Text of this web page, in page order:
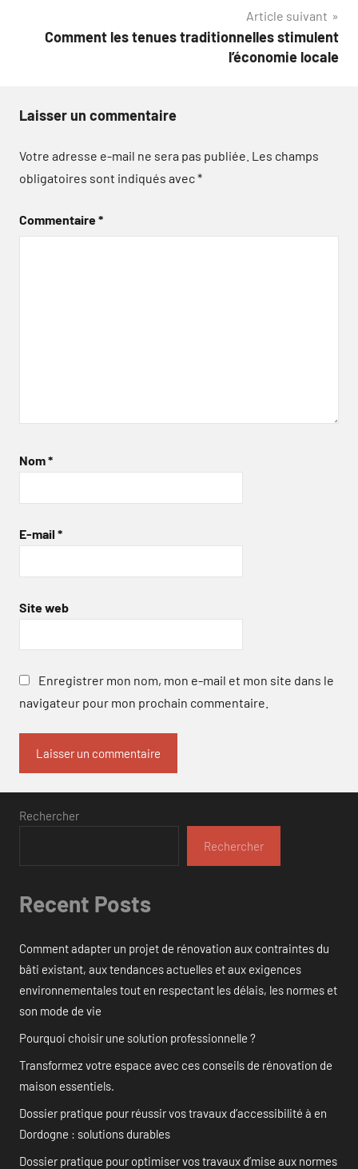
Article suivant
Comment les tenues traditionnelles stimulent
l’économie locale
Laisser un commentaire
Votre adresse e-mail ne sera pas publiée. Les champs
obligatoires sont indiqués avec*
Commentaire*
Nom*
E-mail *
Site web
Enregistrer mon nom, mon e-mail et mon site dans le
navigateur pour mon prochain commentaire.
Rechercher
Rechercher
Recent Posts
Comment adapter un projet de rénovation aux contraintes du
bâti existant, aux tendances actuelles et aux exigences
environnementales tout en respectant les délais, les normes et
son mode de vie
Pourquoi choisir une solution professionnelle ?
Transformez votre espace avec ces conseils de rénovation de
maison essentiels.
Dossier pratique pour réussir vos travaux d’accessibilité à en
Dordogne : solutions durables
Dossier pratique pour optimiser vos travaux d’mise aux normes